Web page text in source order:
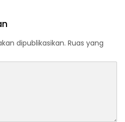
dipublikasikan. Ruas yang